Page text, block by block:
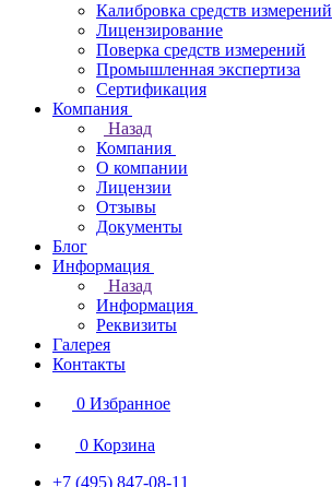
Калибровка средств измерений
Лицензирование
Поверка средств измерений
Промышленная экспертиза
Сертификация
Компания
Назад
Компания
О компании
Лицензии
Отзывы
Документы
Блог
Информация
Назад
Информация
Реквизиты
Галерея
Контакты
0 Избранное
0 Корзина
+7 (495) 847-08-11